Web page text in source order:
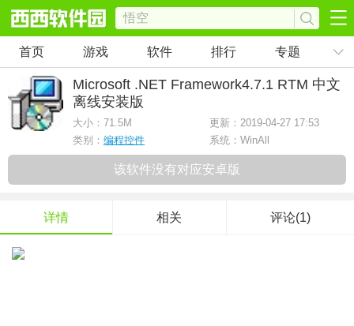
首页 游戏 软件 排行 专题
Microsoft .NET Framework4.7.1 RTM 中文
离线安装版
大小： 71.5M
更新：2019-04-27 17:53
类别： 编程控件 系统：WinAll
该软件没有对应安卓版
详情 相关 评论(1)